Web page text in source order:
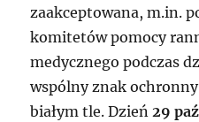
zaakceptowana, m.in.
komitetów pomocy
medycznego podczas
wspólny znak
białym tle. Dzień29